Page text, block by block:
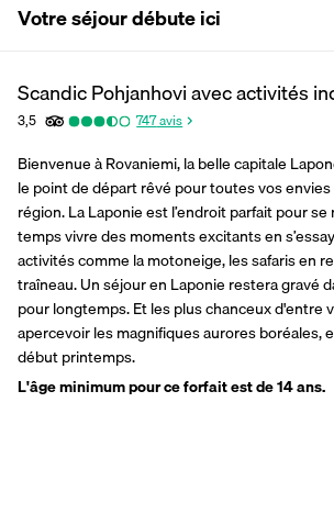
Votre séjour débute ici
Scandic Pohjanhovi avec activités
3,5 747avis
Bienvenue à Rovaniemi, la belle capitale
le point de départ rêvé pour toutes vos
région. La Laponie est l’endroit parfait pour
temps vivre des moments excitants en
activités comme la motoneige, les safaris en
traîneau. Un séjour en Laponie restera gravé
pour longtemps. Et les plus chanceux d'entre
apercevoir les magnifiques aurores boréales,
début printemps.
L'âge minimum pour ce forfait est de 14 ans.